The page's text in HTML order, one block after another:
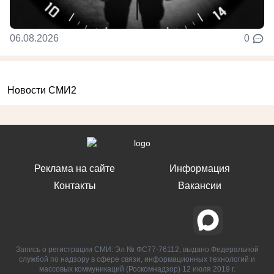
06.08.2026 0
Новости СМИ2
Реклама на сайте
Контакты
Информация
Вакансии
Запись о регистрации СМИ: Эл № ФС77-76112, выдано Федеральной
службой по надзору в сфере связи, информационных технологий и
массовых коммуникаций (Роскомнадзор) 12 июля 2019 г.